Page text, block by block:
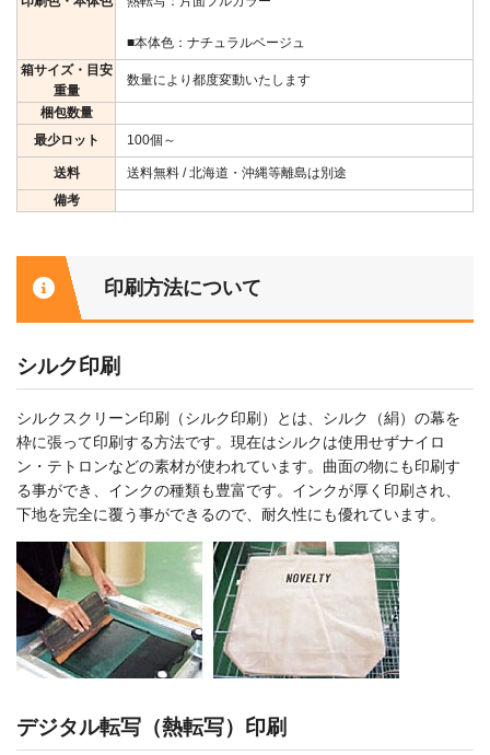
■本体色：ナチュラルベージュ
箱サイズ・目安
重量
数量により都度変動いたします
梱包数量
最少ロット
100個～
送料
送料無料 / 北海道・沖縄等離島は別途
備考
印刷方法について
シルク印刷
シルクスクリーン印刷（シルク印刷）とは、シルク（絹）の幕を
枠に張って印刷する方法です。現在はシルクは使用せずナイロ
ン・テトロンなどの素材が使われています。曲面の物にも印刷す
る事ができ、インクの種類も豊富です。インクが厚く印刷され、
下地を完全に覆う事ができるので、耐久性にも優れています。
デジタル転写（熱転写）印刷